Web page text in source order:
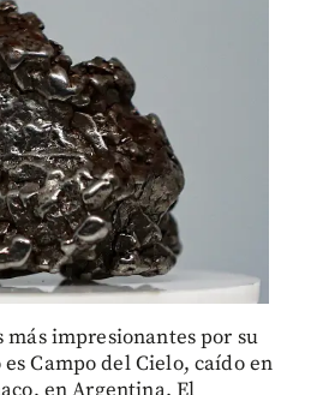
más impresionantes por su
Campo del Cielo, caído en